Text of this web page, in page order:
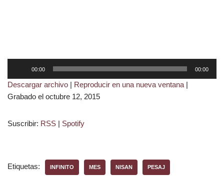
p
r
d
o
00:00 00:00
Descargar archivo | Reproducir en una nueva ventana |
Grabado el octubre 12, 2015
Suscribir: RSS | Spotify
Etiquetas: INFINITO MES NISAN PESAJ